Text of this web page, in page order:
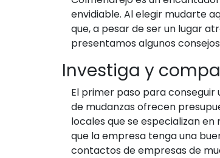
envidiable. Al elegir mudarte
que, a pesar de ser un lugar
presentamos algunos
Investiga y
El primer paso para
de mudanzas ofrecen
locales que se especializan
que la empresa tenga una
contactos de empresas de